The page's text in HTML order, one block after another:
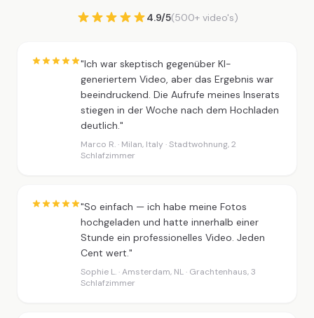
4.9/5(500+ video's)
"Ich war skeptisch gegenüber KI-
generiertem Video, aber das Ergebnis war
beeindruckend. Die Aufrufe meines Inserats
stiegen in der Woche nach dem Hochladen
deutlich."
Marco R. · Milan, Italy · Stadtwohnung, 2
Schlafzimmer
"So einfach — ich habe meine Fotos
hochgeladen und hatte innerhalb einer
Stunde ein professionelles Video. Jeden
Cent wert."
Sophie L. · Amsterdam, NL · Grachtenhaus, 3
Schlafzimmer